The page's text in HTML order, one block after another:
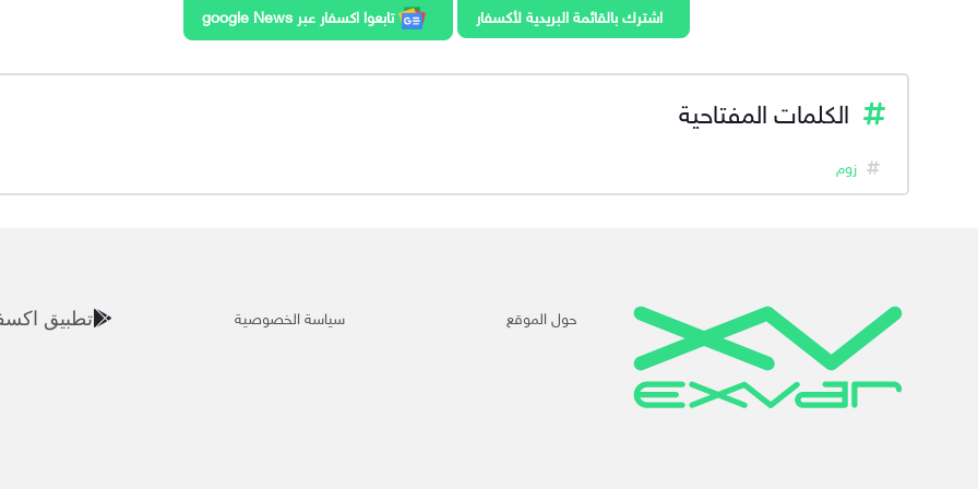
اشترك بالقائمة البريدية لأكسفار تابعوا اكسفار عبر google News
الكلمات المفتاحية
زوم
حول الموقع سياسة الخصوصية تطبيق